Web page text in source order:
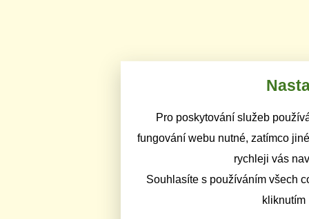
Pro poskytování služeb
fungování webu nutné, zatímco
rychleji vás
Souhlasíte s používáním všech
kliknutím